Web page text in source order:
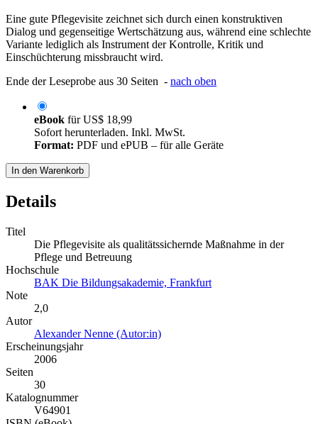
Eine gute Pflegevisite zeichnet sich durch einen konstruktiven
Dialog und gegenseitige Wertschätzung aus, während eine schlechte
Variante lediglich als Instrument der Kontrolle, Kritik und
Einschüchterung missbraucht wird.
Ende der Leseprobe aus 30 Seiten - nach oben
eBook fürUS$ 18,99
Sofort herunterladen. Inkl. MwSt.
Format: PDF und ePUB – für alle Geräte
In den Warenkorb
Details
Titel
Die Pflegevisite als qualitätssichernde Maßnahme in der
Pflege und Betreuung
Hochschule
BAK Die Bildungsakademie, Frankfurt
Note
2,0
Autor
Alexander Nenne (Autor:in)
Erscheinungsjahr
2006
Seiten
30
Katalognummer
V64901